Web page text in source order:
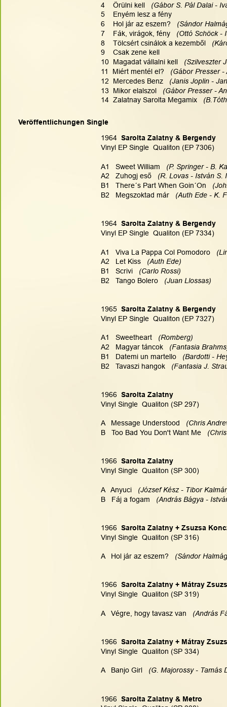
4    Örülni kell (Gábor S. Pál Dalai -
5    Enyém lesz a fény
6    Hol jár az eszem?
(Sándor
7    Fák, virágok, fény
(Ottó Schöck -
8    Tölcsért csinálok a kezemből
9    Csak zene kell
10  Magadat vállalni kell
(Szilveszter
11  Miért mentél el?
(Gábor Presser -
12  Mercedes Benz
(Janis Joplin -
13  Mikor elalszol
(Gábor Presser -
14  Zalatnay Sarolta Megamix
1964 Sarolta Zalatny & Bergendy
Vinyl EP Single  Qualiton (EP 7306)
A1   Sweet William
(P. Springer - B.
A2   Zuhogj eső (R. Lovas - István S.
B1   There´s Part When Goin´On
B2   Megszoktad már
(Auth Ede - K.
1964 Sarolta Zalatny & Bergendy
Vinyl EP Single  Qualiton (EP 7334)
A1   Viva La Pappa Col Pomodoro
A2   Let Kiss
(Auth Ede)
B1   Scrivi
(Carlo Rossi)
B2   Tango Bolero
(Juan Llossas)
1965 Sarolta Zalatny & Bergendy
Vinyl EP Single  Qualiton (EP 7327)
A1   Sweetheart
(Romberg)
A2   Magyar táncok
(Fantasia
B1   Datemi un martello (Bardotti -
B2   Tavaszi hangok (Fantasia J.
1966 Sarolta Zalatny
Vinyl Single  Qualiton (SP 297)
A   Message Understood (Chris
B   Too Bad You Don't Want Me
1966 Sarolta Zalatny
Vinyl Single  Qualiton (SP 300)
A   Anyuci
(József Kész - Tibor
B   Fáj a fogam
(András Bágya -
1966 Sarolta Zalatny + Zsuzsa
Vinyl Single  Qualiton (SP 316)
A   Hol jár az eszem? (Sándor
1966 Sarolta Zalatny + Mátray
Vinyl Single  Qualiton (SP 319)
A   Végre, hogy tavasz van (András
1966 Sarolta Zalatny + Mátray
Vinyl Single  Qualiton (SP 334)
A   Banjo Girl (G. Majorossy - Tamás
1966 Sarolta Zalatny & Metro
Veröffentlichungen Single